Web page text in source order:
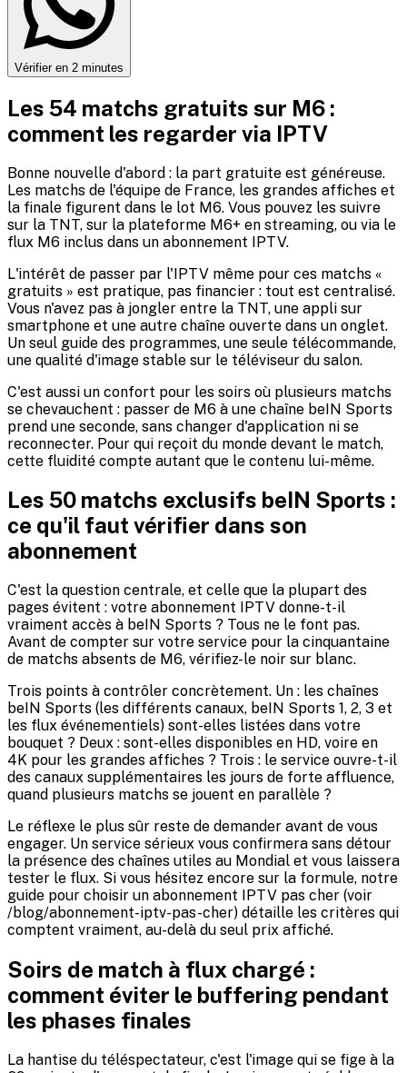
Vérifier en 2 minutes
Les 54 matchs gratuits sur M6 :
comment les regarder via IPTV
Bonne nouvelle d'abord : la part gratuite est généreuse.
Les matchs de l'équipe de France, les grandes affiches et
la finale figurent dans le lot M6. Vous pouvez les suivre
sur la TNT, sur la plateforme M6+ en streaming, ou via le
flux M6 inclus dans un abonnement IPTV.
L'intérêt de passer par l'IPTV même pour ces matchs «
gratuits » est pratique, pas financier : tout est centralisé.
Vous n'avez pas à jongler entre la TNT, une appli sur
smartphone et une autre chaîne ouverte dans un onglet.
Un seul guide des programmes, une seule télécommande,
une qualité d'image stable sur le téléviseur du salon.
C'est aussi un confort pour les soirs où plusieurs matchs
se chevauchent : passer de M6 à une chaîne beIN Sports
prend une seconde, sans changer d'application ni se
reconnecter. Pour qui reçoit du monde devant le match,
cette fluidité compte autant que le contenu lui-même.
Les 50 matchs exclusifs beIN Sports :
ce qu'il faut vérifier dans son
abonnement
C'est la question centrale, et celle que la plupart des
pages évitent : votre abonnement IPTV donne-t-il
vraiment accès à beIN Sports ? Tous ne le font pas.
Avant de compter sur votre service pour la cinquantaine
de matchs absents de M6, vérifiez-le noir sur blanc.
Trois points à contrôler concrètement. Un : les chaînes
beIN Sports (les différents canaux, beIN Sports 1, 2, 3 et
les flux événementiels) sont-elles listées dans votre
bouquet ? Deux : sont-elles disponibles en HD, voire en
4K pour les grandes affiches ? Trois : le service ouvre-t-il
des canaux supplémentaires les jours de forte affluence,
quand plusieurs matchs se jouent en parallèle ?
Le réflexe le plus sûr reste de demander avant de vous
engager. Un service sérieux vous confirmera sans détour
la présence des chaînes utiles au Mondial et vous laissera
tester le flux. Si vous hésitez encore sur la formule, notre
guide pour choisir un abonnement IPTV pas cher (voir
/blog/abonnement-iptv-pas-cher) détaille les critères qui
comptent vraiment, au-delà du seul prix affiché.
Soirs de match à flux chargé :
comment éviter le buffering pendant
les phases finales
La hantise du téléspectateur, c'est l'image qui se fige à la